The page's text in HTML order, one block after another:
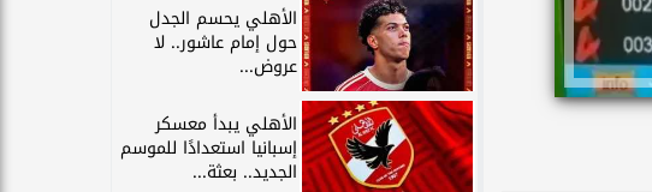
الأهلي يحسم الجدل
حول إمام عاشور.. لا
عروض...
الأهلي يبدأ معسكر
إسبانيا استعدادًا للموسم
الجديد.. بعثة...